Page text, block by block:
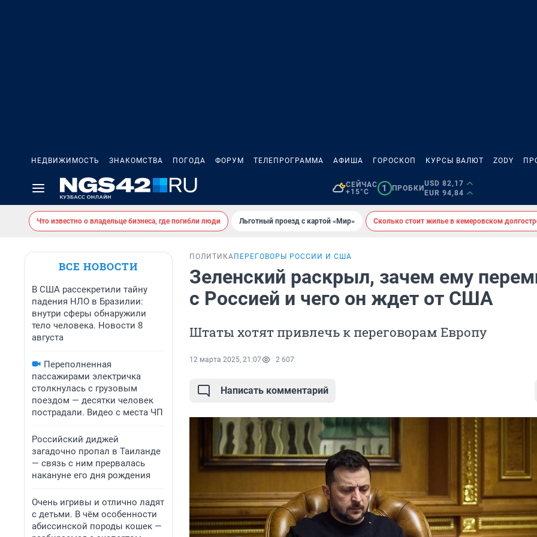
НЕДВИЖИМОСТЬ ЗНАКОМСТВА ПОГОДА ФОРУМ ТЕЛЕПРОГРАММА АФИША ГОРОСКОП КУРСЫ ВАЛЮТ ZODY
СЕЙЧАС
+15°C
1 ПРОБКИ
USD 82,17
EUR 94,84
Что известно о владельце бизнеса, где погибли люди Льготный проезд с картой «Мир» Сколько стоит жилье в кемеровском
ВСЕ НОВОСТИ
В США рассекретили тайну
падения НЛО в Бразилии:
внутри сферы обнаружили
тело человека. Новости 8
августа
Переполненная
пассажирами электричка
столкнулась с грузовым
поездом — десятки человек
пострадали. Видео с места ЧП
Российский диджей
загадочно пропал в Таиланде
— связь с ним прервалась
накануне его дня рождения
Очень игривы и отлично ладят
с детьми. В чём особенности
абиссинской породы кошек —
ПОЛИТИКА ПЕРЕГОВОРЫ РОССИИ И США
Зеленский раскрыл, зачем ему
с Россией и чего он ждет от США
Штаты хотят привлечь к переговорам Европу
12 марта 2025, 21:07 2 607
Написать комментарий